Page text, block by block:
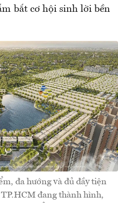
bắt cơ hội sinh lời bền
đa hướng và đủ đầy tiện
đang thành hình,